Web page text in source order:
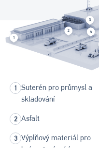
Suterén pro průmysl a
skladování
Asfalt
Výplňový materiál pro